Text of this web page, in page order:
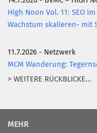
High Noon Vol. 11: SEO
Wachstum skalieren- mit
11.7.2026 - Netzwerk
MCM Wanderung:
> WEITERE RÜCKBLICKE...
MEHR